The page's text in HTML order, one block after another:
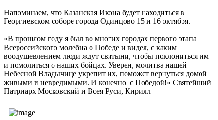
Напоминаем, что Казанская Икона будет находиться в
Георгиевском соборе города Одинцово 15 и 16 октября.
«В прошлом году я был во многих городах первого этапа
Всероссийского молебна о Победе и видел, с каким
воодушевлением люди ждут святыни, чтобы поклониться им
и помолиться о наших бойцах. Уверен, молитва нашей
Небесной Владычице укрепит их, поможет вернуться домой
живыми и невредимыми. И конечно, с Победой!» Святейший
Патриарх Московский и Всея Руси, Кирилл